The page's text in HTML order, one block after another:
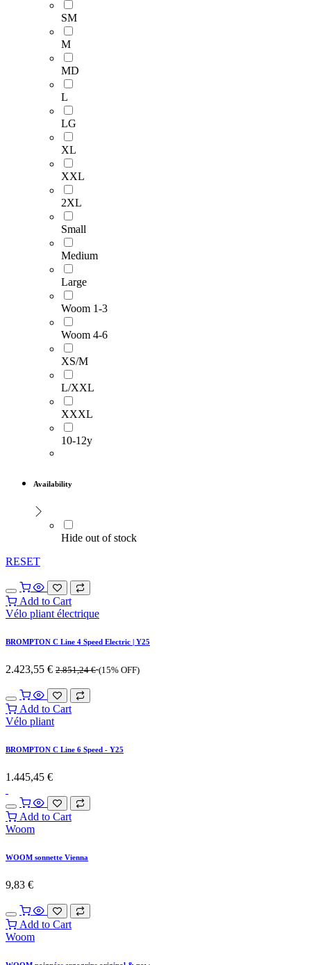
SM
M
MD
L
LG
XL
XXL
2XL
Small
Medium
Large
Woom 1-3
Woom 4-6
XS/M
L/XXL
XXXL
10-12y
Availability
Hide out of stock
RESET
Add to Cart
Vélo pliant électrique
BROMPTON C Line 4 Speed Electric | Y25
2.423,55 € 2.851,24€ (15% OFF)
Add to Cart
Vélo pliant
BROMPTON C Line 6 Speed - Y25
1.445,45 €
Add to Cart
Woom
WOOM sonnette Vienna
9,83 €
Add to Cart
Woom